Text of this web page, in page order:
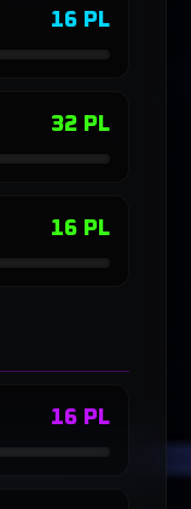
16 PL
32 PL
16 PL
16 PL